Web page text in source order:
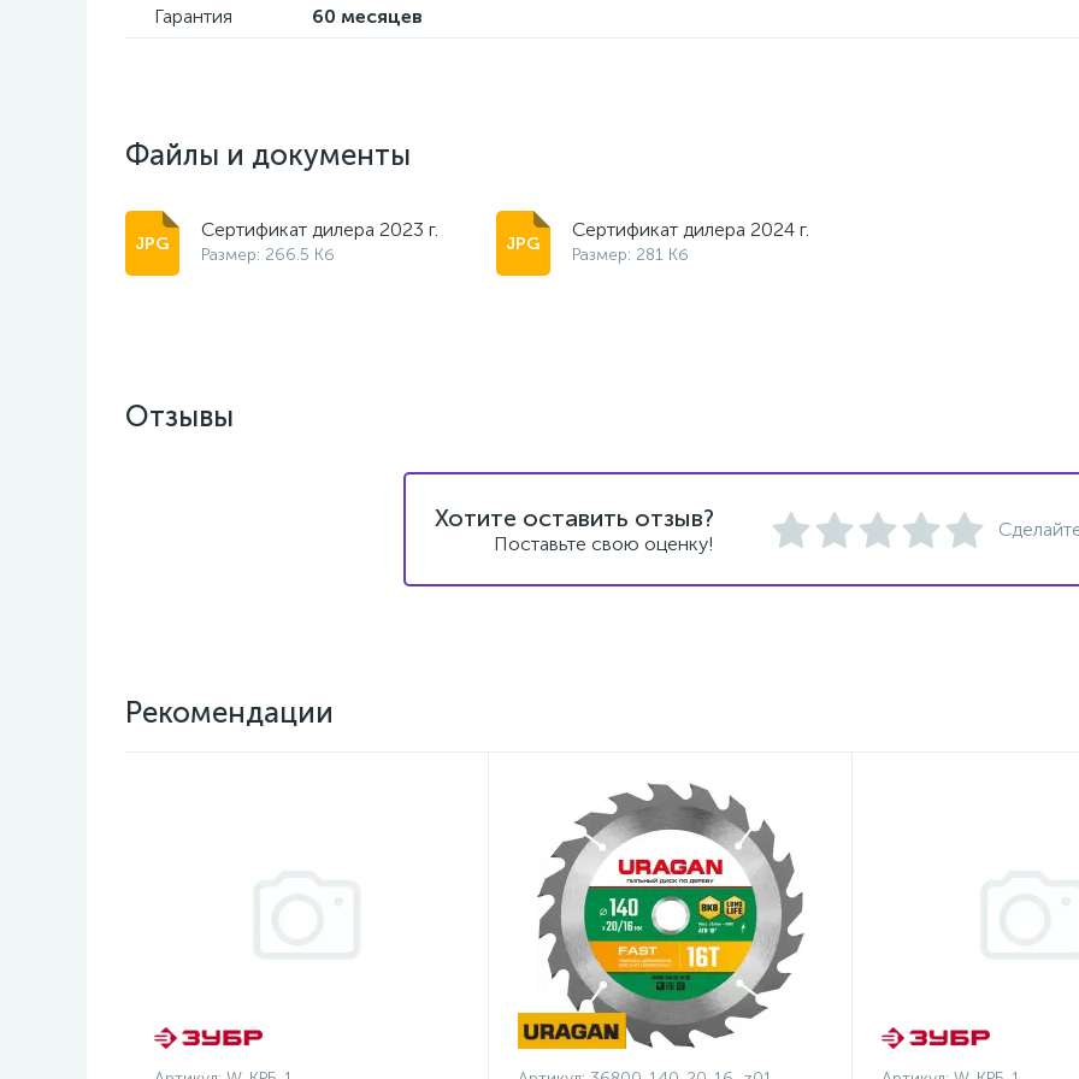
Гарантия 60 месяцев
Файлы и документы
Сертификат дилера 2023 г.
Размер: 266.5 Кб
Сертификат дилера 2024 г.
Размер: 281 Кб
Отзывы
Хотите оставить отзыв?
Поставьте свою оценку!
Рекомендации